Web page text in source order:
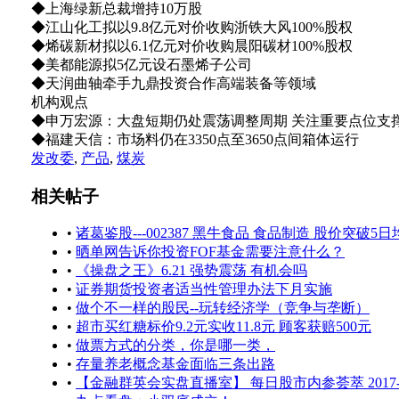
◆上海绿新总裁增持10万股
◆江山化工拟以9.8亿元对价收购浙铁大风100%股权
◆烯碳新材拟以6.1亿元对价收购晨阳碳材100%股权
◆美都能源拟5亿元设石墨烯子公司
◆天润曲轴牵手九鼎投资合作高端装备等领域
机构观点
◆申万宏源：大盘短期仍处震荡调整周期 关注重要点位支
◆福建天信：市场料仍在3350点至3650点间箱体运行
发改委, 产品, 煤炭
相关帖子
• 诸葛鉴股---002387 黑牛食品 食品制造 股价突破5日
• 晒单网告诉你投资FOF基金需要注意什么？
•
《操盘之王》6.21 强势震荡 有机会吗
• 证券期货投资者适当性管理办法下月实施
• 做个不一样的股民--玩转经济学（竞争与垄断）
• 超市买红糖标价9.2元实收11.8元 顾客获赔500元
• 做票方式的分类，你是哪一类，
• 存量养老概念基金面临三条出路
•
【金融群英会实盘直播室】 每日股市内参荟萃